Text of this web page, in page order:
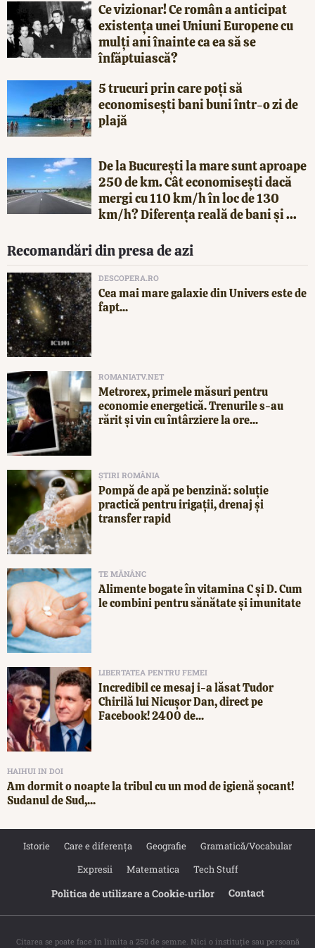
Ce vizionar! Ce român a anticipat
existența unei Uniuni Europene cu
mulți ani înainte ca ea să se
înfăptuiască?
5 trucuri prin care poți să
economisești bani buni într-o zi de
plajă
De la București la mare sunt aproape
250 de km. Cât economisești dacă
mergi cu 110 km/h în loc de 130
km/h? Diferența reală de bani și ...
Recomandări din presa de azi
DESCOPERA.RO
Cea mai mare galaxie din Univers este de
fapt...
ROMANIATV.NET
Metrorex, primele măsuri pentru
economie energetică. Trenurile s-au
rărit și vin cu întârziere la ore...
ȘTIRI ROMÂNIA
Pompă de apă pe benzină: soluție
practică pentru irigații, drenaj și
transfer rapid
TE MĂNÂNC
Alimente bogate în vitamina C și D. Cum
le combini pentru sănătate și imunitate
LIBERTATEA PENTRU FEMEI
Incredibil ce mesaj i-a lăsat Tudor
Chirilă lui Nicușor Dan, direct pe
Facebook! 2400 de...
HAIHUI IN DOI
Am dormit o noapte la tribul cu un mod de igienă șocant!
Sudanul de Sud,...
Istorie Care e diferența Geografie
Gramatică/Vocabular
Expresii
Matematica Tech Stuff
Politica de utilizare a Cookie‐urilor Contact
Citarea se poate face în limita a 250 de semne. Nici o instituţie sau persoană